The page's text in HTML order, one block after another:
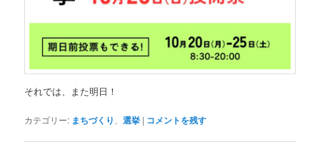
それでは、また明日！
カテゴリー: まちづくり 、選挙 | コメントを残す